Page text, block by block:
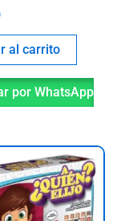
al carrito
por WhatsApp